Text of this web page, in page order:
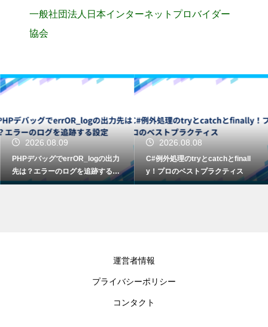
一般社団法人日本インターネットプロバイダー
協会
2026.08.09
PHPデバッグでerrOR_logの出力
先は？エラーのログを追跡する設
定
2026.08.08
C#例外処理のtryとcatchとfinall
y！プロのベストプラクティス
運営者情報
プライバシーポリシー
コンタクト